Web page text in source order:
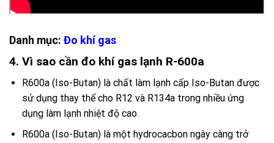
Danh mục: Đo khí gas
4. Vì sao cần đo khí gas lạnh R-600a
R600a (Iso-Butan) là chất làm lạnh cấp Iso-Butan được
sử dụng thay thế cho R12 và R134a trong nhiều ứng
dụng làm lạnh nhiệt độ cao.
R600a (Iso-Butan) là một hydrocacbon ngày càng trở